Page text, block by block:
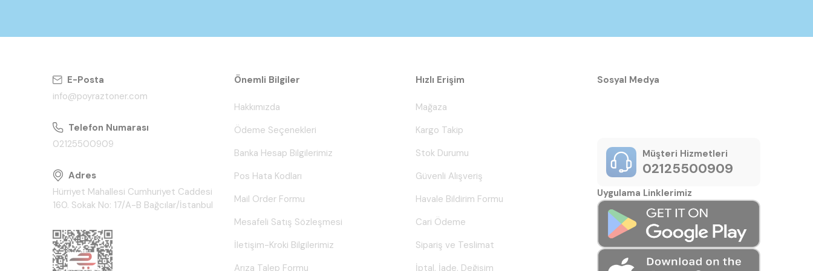
E-Posta
info@poyraztoner.com
Telefon Numarası
02125500909
Adres
Hürriyet Mahallesi Cumhuriyet Caddesi
160. Sokak No: 17/A-B Bağcılar/İstanbul
Önemli Bilgiler
Hakkımızda
Ödeme Seçenekleri
Banka Hesap Bilgilerimiz
Pos Hata Kodları
Mail Order Formu
Mesafeli Satış Sözleşmesi
İletişim-Kroki Bilgilerimiz
Arıza Talep Formu
Hızlı Erişim
Mağaza
Kargo Takip
Stok Durumu
Güvenli Alışveriş
Havale Bildirim Formu
Cari Ödeme
Sipariş ve Teslimat
İptal, İade, Değişim
Sosyal Medya
Müşteri Hizmetleri
02125500909
Uygulama Linklerimiz